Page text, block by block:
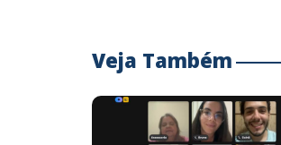
Veja Também